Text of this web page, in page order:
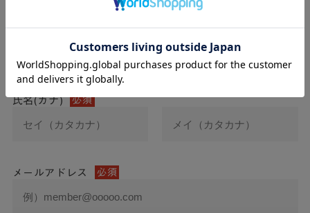
氏名 必須
氏名(カナ) 必須
メールアドレス 必須